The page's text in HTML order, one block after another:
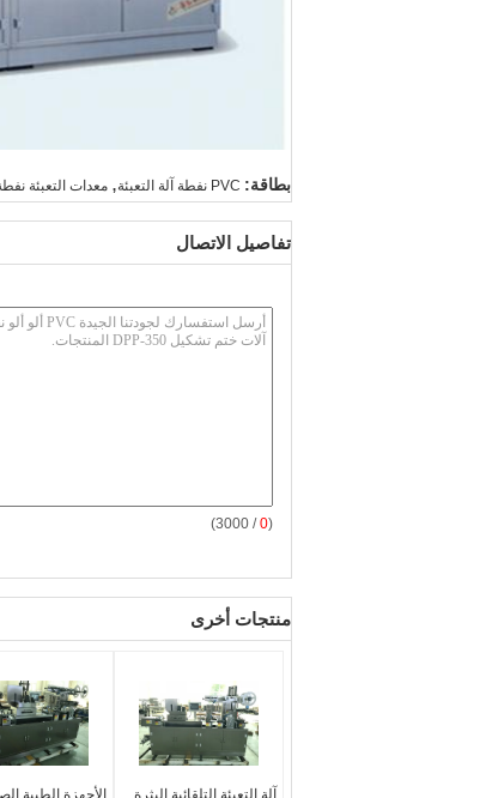
بطاقة: PVC نفطة آلة التعبئة , معدات التعبئة
تفاصيل الاتصال
(
0
/ 3000)
منتجات أخرى
الأجهزة الطبية آلة التعبئة التلقائية البثرة